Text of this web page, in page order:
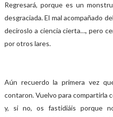
Regresará, porque es un
desgraciada. El mal acompañado
decíroslo a ciencia cierta…, pero
por otros lares.
Aún recuerdo la primera vez
contaron. Vuelvo para compartirla
y, si no, os fastidiáis porque